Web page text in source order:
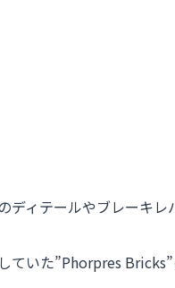
ディテールやブレーキレ
ていた”Phorpres